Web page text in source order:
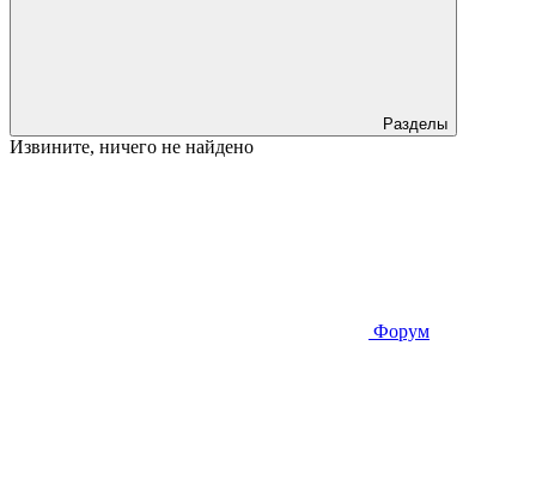
Разделы
Извините, ничего не найдено
Форум